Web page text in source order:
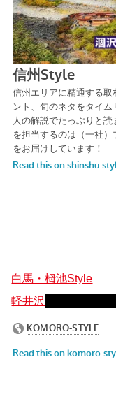
白馬・栂池Style
軽井沢STYLE